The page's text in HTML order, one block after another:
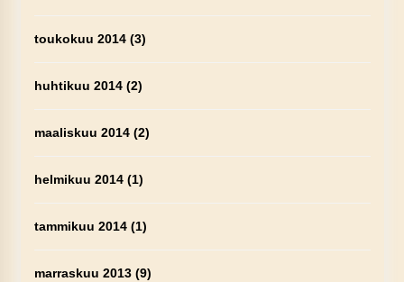
toukokuu 2014(3)
huhtikuu 2014(2)
maaliskuu 2014(2)
helmikuu 2014(1)
tammikuu 2014(1)
marraskuu 2013(9)